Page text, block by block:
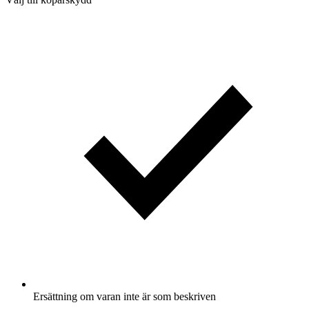
Ersättning om varan inte är som beskriven